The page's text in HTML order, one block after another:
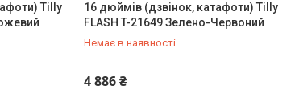
Tilly
16 дюймів (дзвінок, катафоти) Tilly
FLASH T-21649 Зелено-Червоний
Немає в наявності
4 886 ₴
0 (800) 33-98-35